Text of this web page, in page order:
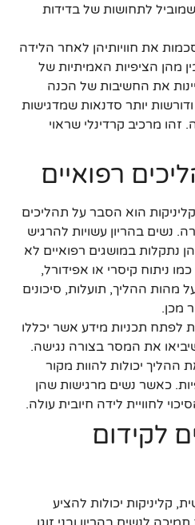
לתחושות של בדידות
את חוויותיהן לאחר הלידה
מהן הציפיות האמיתיות של
את החשיבות של הכנה
יותר סדנאות שמדגישות
מרכיב קרדינלי שראוי
רפואיים
הוא הסבר על תהליכים
נשים בהריון עשויות להרגיש
נתקלות במושגים רפואיים לא
ניתוח קיסרי או אפידורל,
מהות ההליך, תועלות, סיכונים
מכן.
לפתח תכניות מידע אשר יכללו
את המסר בצורה נגישה.
ההליך יכולות להוות מקור
כאשר נשים מרגישות שהן
לחוויית לידה חיובית עולה.
לקידום
קליניקות יכולות להציע